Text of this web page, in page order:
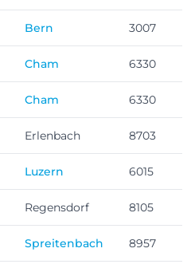
Bern 3007
Cham 6330
Cham 6330
Erlenbach 8703
Luzern 6015
Regensdorf 8105
Spreitenbach 8957